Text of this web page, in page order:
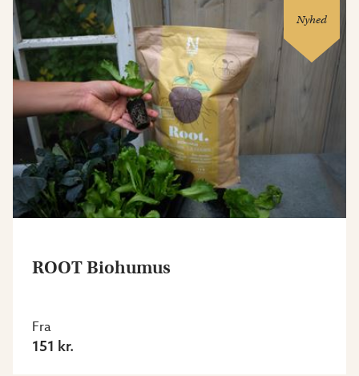
Nyhed
ROOT Biohumus
Fra
151 kr.